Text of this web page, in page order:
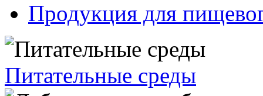
Продукция для
Питательные среды